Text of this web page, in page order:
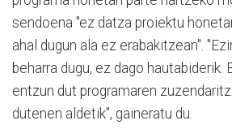
sendoena "ez datza proiektu
ahal dugun ala ez erabakitzean".
beharra dugu, ez dago hautabiderik.
entzun dut programaren
dutenen aldetik", gaineratu du.